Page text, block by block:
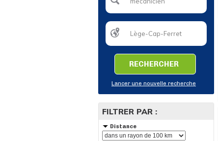
RECHERCHER
Lancer une nouvelle recherche
FILTRER PAR :
Distance